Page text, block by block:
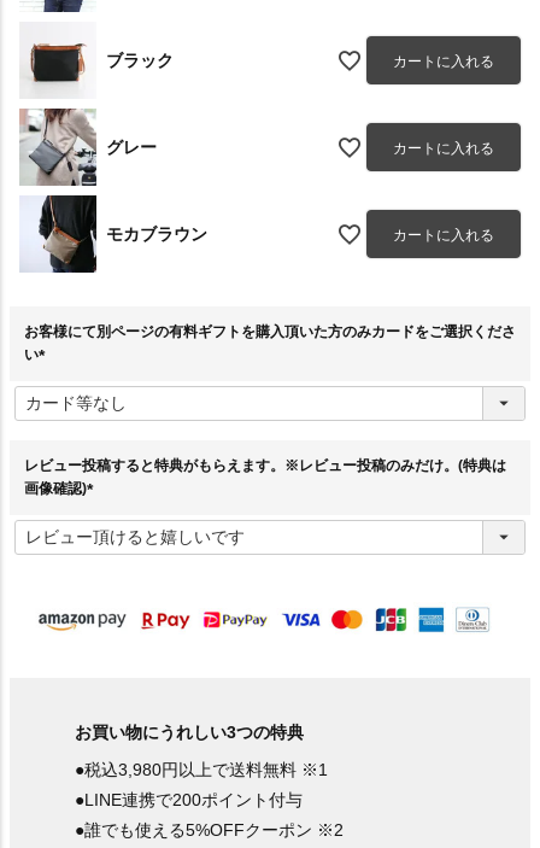
ブラック カートに入れる
グレー カートに入れる
モカブラウン カートに入れる
お客様にて別ページの有料ギフトを購入頂いた方のみカードをご選択くださ
い
必
須
レビュー投稿すると特典がもらえます。※レビュー投稿のみだけ。(特典は
画像確認)
必
須
お買い物にうれしい3つの特典
●税込3,980円以上で送料無料 ※1
●LINE連携で200ポイント付与
●誰でも使える5%OFFクーポン ※2